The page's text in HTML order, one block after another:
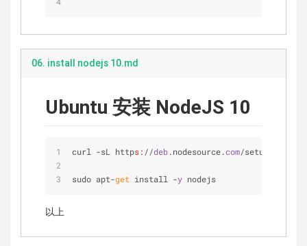
06. install nodejs 10.md
Ubuntu 安装 NodeJS 10
curl -sL https: //deb.nodesource.com/setup_10.
sudo apt-get install -y nodejs
以上